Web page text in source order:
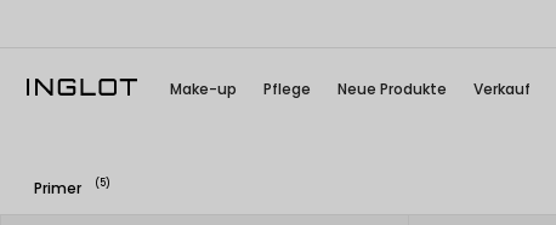
Make-up Pflege Neue Produkte Verkauf
Primer (5)